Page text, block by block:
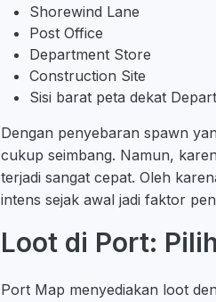
Shorewind Lane
Post Office
Department Store
Construction Site
Sisi barat peta dekat
Dengan penyebaran spawn
cukup seimbang. Namun,
terjadi sangat cepat. Oleh
intens sejak awal jadi faktor
Loot di Port:
Port Map menyediakan loot